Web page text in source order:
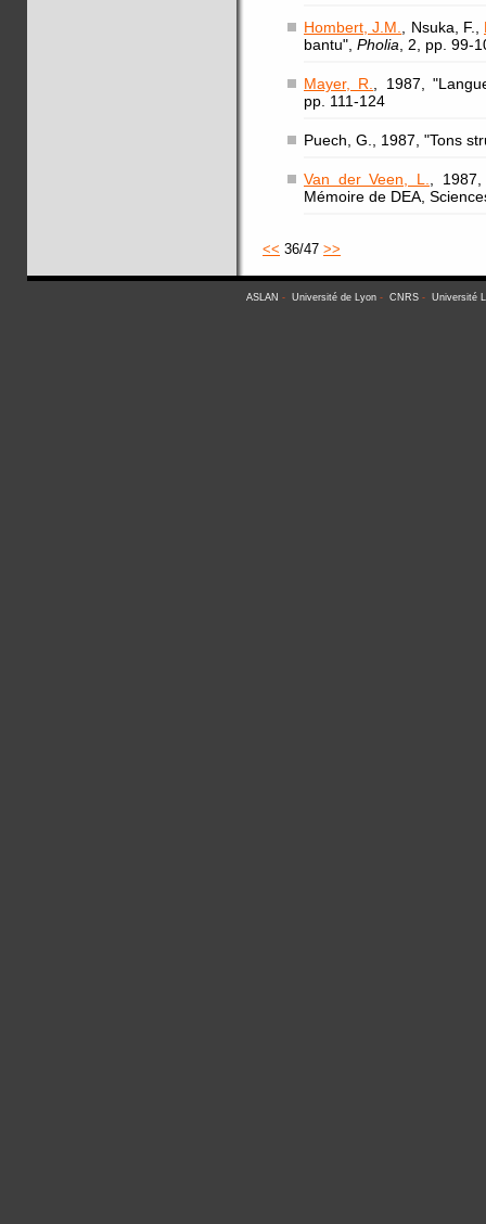
Hombert, J.M. , Nsuka, F.,
bantu", Pholia , 2, pp. 99-
Mayer, R.
, 1987,
pp. 111-124
Puech, G., 1987, "Tons
Van der Veen, L.
,
Mémoire de DEA,
<< 36/47 >>
ASLAN - Université de Lyon- CNRS- Université